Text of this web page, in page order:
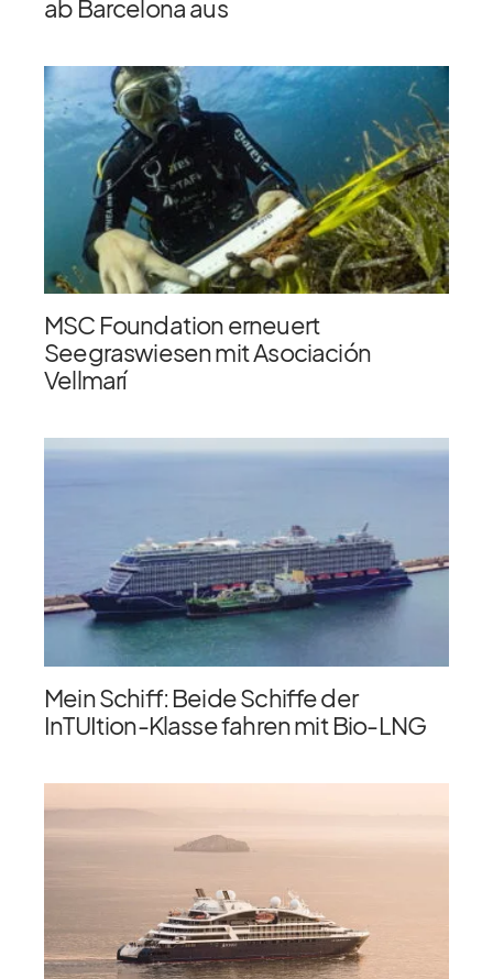
ab Barcelona aus
MSC Foundation erneuert
Seegraswiesen mit Asociación
Vellmarí
Mein Schiff: Beide Schiffe der
InTUItion-Klasse fahren mit Bio-LNG